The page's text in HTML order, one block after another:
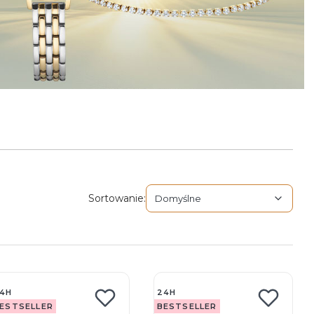
Sortowanie: Domyślne
Domyślne
produkty
24H
BESTSELLER